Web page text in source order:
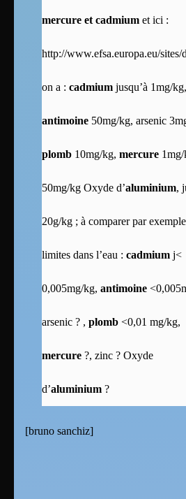
mercure et cadmium et ici :
http://www.efsa.europa.eu/
on a : cadmium jusqu’à 1mg/kg,
antimoine 50mg/kg, arsenic
plomb 10mg/kg, mercure
50mg/kg Oxyde d’aluminium,
20g/kg ; à comparer par
limites dans l’eau : cadmium j<
0,005mg/kg, antimoine
arsenic ? , plomb <0,01 mg/kg,
mercure ?, zinc ? Oxyde
d’aluminium ?
[bruno sanchiz]